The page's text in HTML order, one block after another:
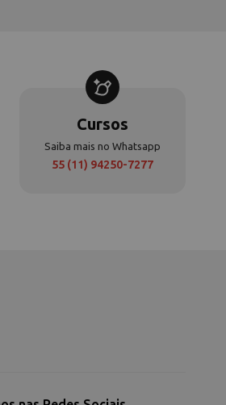
Cursos
Saiba mais no Whatsapp
55 (11) 94250-7277